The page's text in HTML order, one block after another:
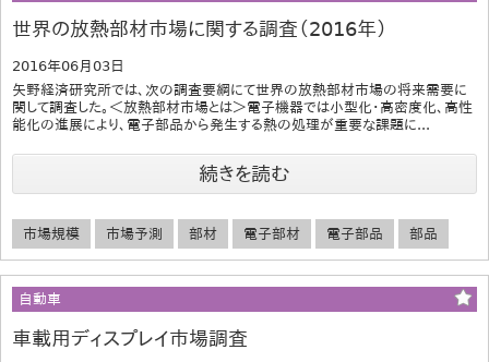
世界の放熱部材市場に関する調査（2016年）
2016年06月03日
矢野経済研究所では、次の調査要綱にて世界の放熱部材市場の将来需要に
関して調査した。＜放熱部材市場とは＞電子機器では小型化・高密度化、高性
能化の進展により、電子部品から発生する熱の処理が重要な課題に...
続きを読む
市場規模 市場予測 部材 電子部材 電子部品 部品
自動車
車載用ディスプレイ市場調査